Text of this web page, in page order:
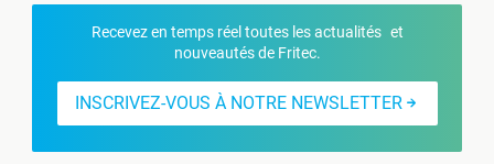
Recevez en temps réel toutes les actualités et
nouveautés de Fritec.
INSCRIVEZ-VOUS À NOTRE NEWSLETTER